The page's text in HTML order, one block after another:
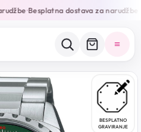
•Besplatna dostava za narudžbe
BESPLATNO
GRAVIRANJE